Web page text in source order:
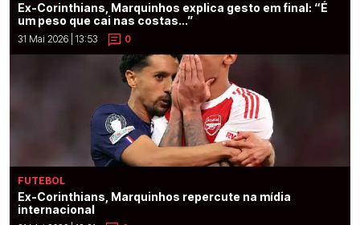
Ex-Corinthians, Marquinhos explica gesto em final: “É
um peso que cai nas costas...”
31 Mai 2026 | 13:53 0
FUTEBOL
Ex-Corinthians, Marquinhos repercute na mídia
internacional